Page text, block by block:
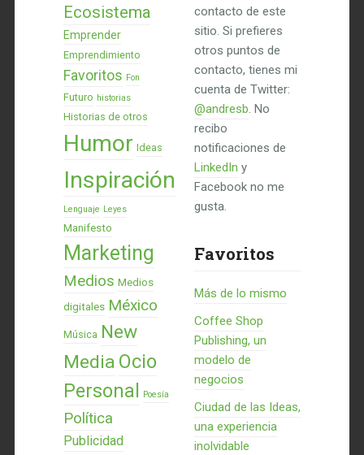
Ecosistema
Emprender
Emprendimiento
Favoritos Fon
Futuro historias
Historias de otros
Humor Ideas
Inspiración
Lenguaje Leyes
Manifesto
Marketing
Medios Medios
digitales México
Música New
Media Ocio
Personal Poesía
Política
Publicidad
contacto de este
sitio. Si prefieres
otros puntos de
contacto, tienes mi
cuenta de Twitter:
@andresb. No
recibo
notificaciones de
LinkedIn y
Facebook no me
gusta.
Favoritos
Más de lo mismo
Coffee Shop
Publishing, un
modelo de
negocios
Ciudad de las Ideas,
una experiencia
inolvidable